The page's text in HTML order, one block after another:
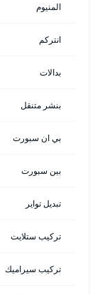
المنيوم
انتركم
بدالات
بنشر متنقل
بي ان سبورت
بين سبورت
تبديل تواير
تركيب ستلايت
تركيب سيراميك